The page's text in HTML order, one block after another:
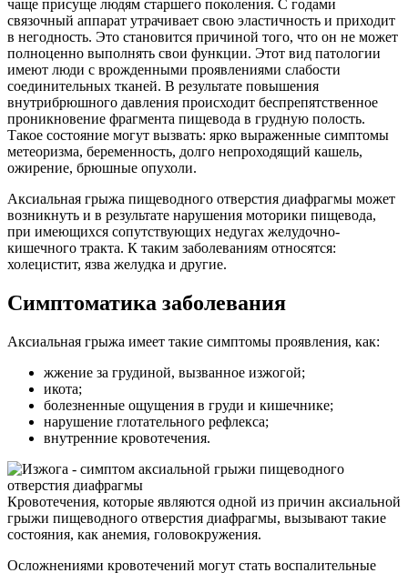
чаще присуще людям старшего поколения. С годами
связочный аппарат утрачивает свою эластичность и приходит
в негодность. Это становится причиной того, что он не может
полноценно выполнять свои функции. Этот вид патологии
имеют люди с врожденными проявлениями слабости
соединительных тканей. В результате повышения
внутрибрюшного давления происходит беспрепятственное
проникновение фрагмента пищевода в грудную полость.
Такое состояние могут вызвать: ярко выраженные симптомы
метеоризма, беременность, долго непроходящий кашель,
ожирение, брюшные опухоли.
Аксиальная грыжа пищеводного отверстия диафрагмы может
возникнуть и в результате нарушения моторики пищевода,
при имеющихся сопутствующих недугах желудочно-
кишечного тракта. К таким заболеваниям относятся:
холецистит, язва желудка и другие.
Симптоматика заболевания
Аксиальная грыжа имеет такие симптомы проявления, как:
жжение за грудиной, вызванное изжогой;
икота;
болезненные ощущения в груди и кишечнике;
нарушение глотательного рефлекса;
внутренние кровотечения.
Кровотечения, которые являются одной из причин аксиальной
грыжи пищеводного отверстия диафрагмы, вызывают такие
состояния, как анемия, головокружения.
Осложнениями кровотечений могут стать воспалительные